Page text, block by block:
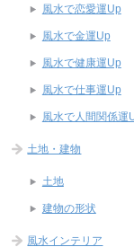
風水で恋愛運Up
風水で金運Up
風水で健康運Up
風水で仕事運Up
風水で人間関係運
土地・建物
土地
建物の形状
風水インテリア